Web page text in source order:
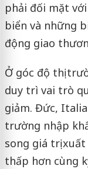
phải đối mặt
biển và những
động giao
Ở góc độ thị
duy trì vai trò
giảm. Đức,
trường nhập
song giá trị
thấp hơn cùng